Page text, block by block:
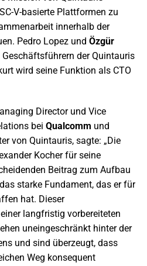
V-basierte Plattformen zu
innerhalb der
Pedro Lopez und Özgür
der Quintauris
wird seine Funktion als CTO
Director und Vice
bei Qualcomm und
von Quintauris, sagte: „Die
Kocher für seine
Beitrag zum Aufbau
starke Fundament, das er für
hat. Dieser
langfristig vorbereiteten
uneingeschränkt hinter der
und sind überzeugt, dass
Weg konsequent